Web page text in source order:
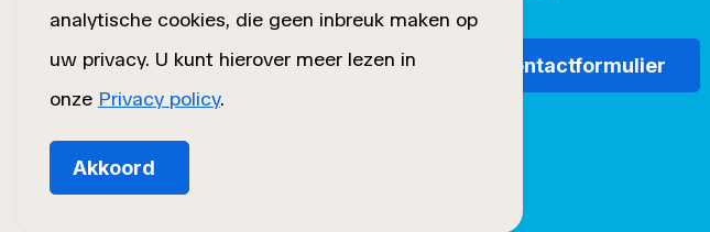
Contactformulier
analytische cookies, die geen inbreuk maken op
uw privacy. U kunt hierover meer lezen in
onze Privacy policy.
Akkoord